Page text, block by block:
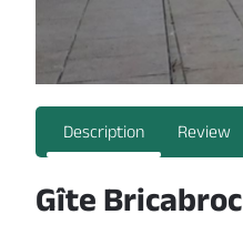
Description Review
Gîte Bricabroc